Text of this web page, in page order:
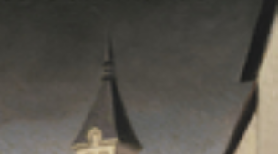
LIRE LA SUITE